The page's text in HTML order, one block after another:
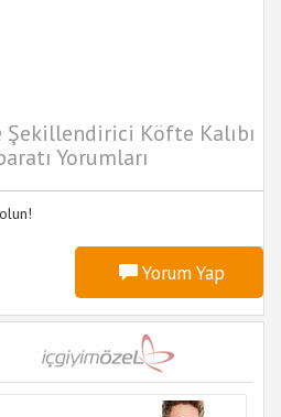
Köfte Kalıbı
Yorumları
Yorum Yap